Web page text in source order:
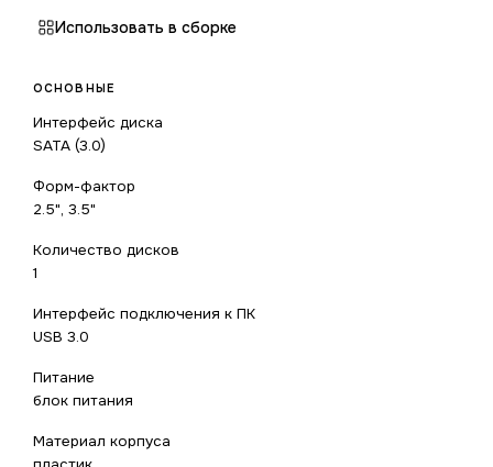
Использовать в сборке
ОСНОВНЫЕ
Интерфейс диска
SATA (3.0)
Форм-фактор
2.5", 3.5"
Количество дисков
1
Интерфейс подключения к ПК
USB 3.0
Питание
блок питания
Материал корпуса